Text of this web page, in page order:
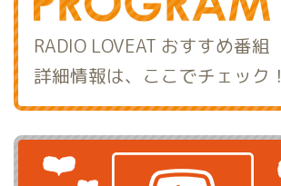
RADIO LOVEAT おすすめ番組
詳細情報は、ここでチェック！